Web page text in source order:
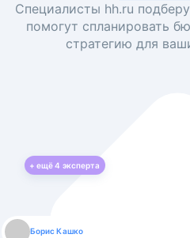
Специалисты hh.ru
помогут спланировать
стратегию для
+ ещё4 эксперта
Борис Кашко
Юлия Изоитко
Александр Кулагин
Даниил Макаров
Екатерина Лазаренко